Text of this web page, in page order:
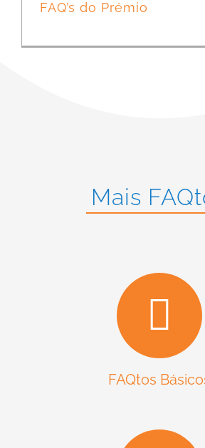
FAQ’s do Prémio
Mais
FAQtos